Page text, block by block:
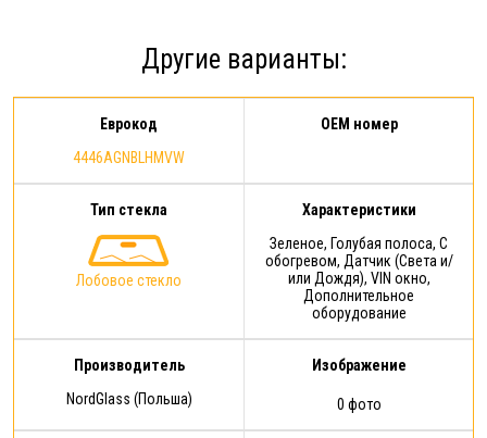
предоставления Расширенной
гарантии: срок действия
Расширенной гарантии - 1 год с
момента…
Другие варианты:
Еврокод
4446AGNBLHMVW
OEM номер
Тип стекла
Лобовое стекло
Характеристики
Зеленое, Голубая полоса, С
обогревом, Датчик (Света и/
или Дождя), VIN окно,
Дополнительное
оборудование
Производитель
NordGlass (Польша)
Изображение
0 фото